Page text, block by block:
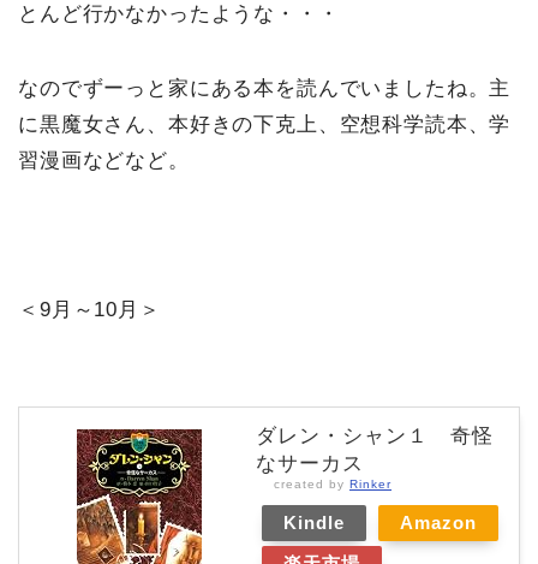
とんど行かなかったような・・・
なのでずーっと家にある本を読んでいましたね。主
に黒魔女さん、本好きの下克上、空想科学読本、学
習漫画などなど。
＜9月～10月＞
ダレン・シャン１ 奇怪
なサーカス
created by Rinker
Kindle
Amazon